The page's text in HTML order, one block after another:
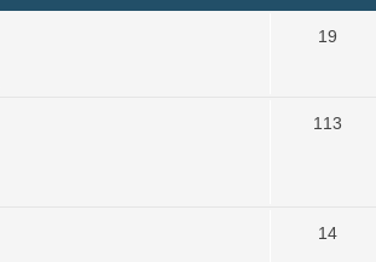
19
113
14